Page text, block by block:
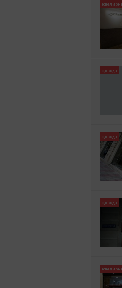
одежда
одежда
одежда